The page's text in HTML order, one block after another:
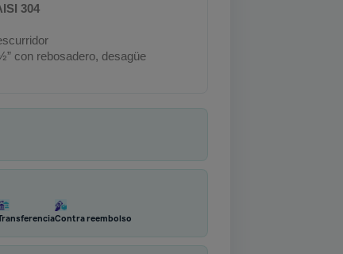
304
con rebosadero, desagüe
Contra reembolso